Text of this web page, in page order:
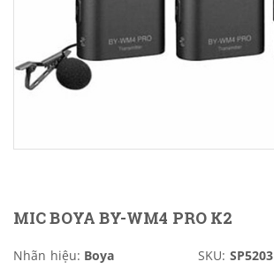
MIC BOYA BY-WM4 PRO K2
Nhãn hiệu: Boya SKU: SP5203